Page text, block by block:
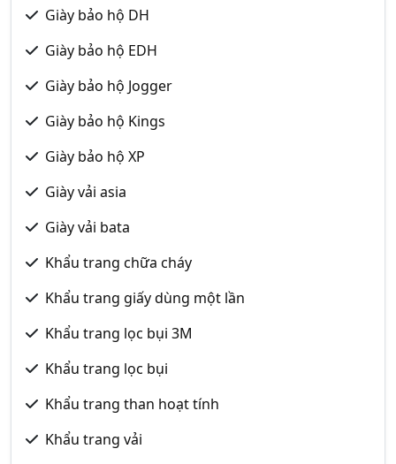
Giày bảo hộ DH
Giày bảo hộ EDH
Giày bảo hộ Jogger
Giày bảo hộ Kings
Giày bảo hộ XP
Giày vải asia
Giày vải bata
Khẩu trang chữa cháy
Khẩu trang giấy dùng một lần
Khẩu trang lọc bụi 3M
Khẩu trang lọc bụi
Khẩu trang than hoạt tính
Khẩu trang vải